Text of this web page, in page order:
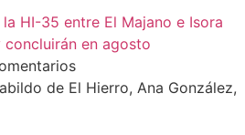
HI-35 entre El Majano e Isora
en agosto
de El Hierro, Ana González,